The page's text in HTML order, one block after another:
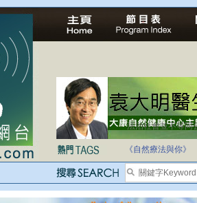
法治社會並不等同
自家教育合法化-
《自然療法與你》